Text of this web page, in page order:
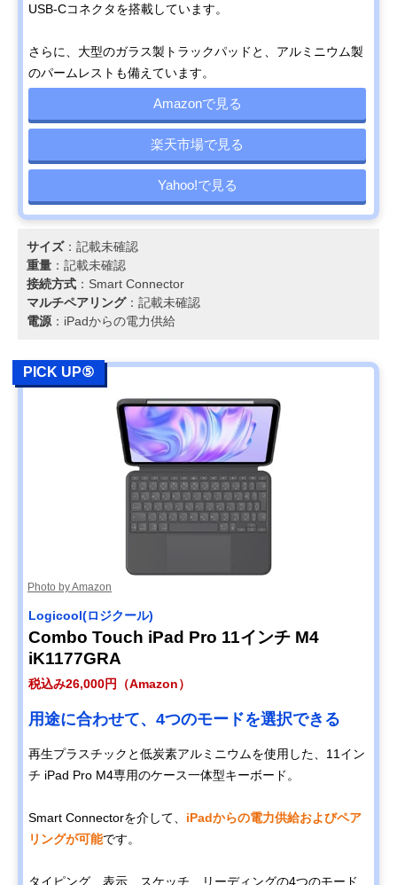
USB-Cコネクタを搭載しています。
さらに、大型のガラス製トラックパッドと、アルミニウム製
のパームレストも備えています。
Amazonで見る
楽天市場で見る
Yahoo!で見る
サイズ：記載未確認
重量 ：記載未確認
接続方式 ：Smart Connector
マルチペアリング：記載未確認
電源 ：iPadからの電力供給
PICK UP⑤
Photo by Amazon
Logicool(ロジクール)
Combo Touch iPad Pro 11インチ M4
iK1177GRA
税込み26,000円（Amazon）
用途に合わせて、4つのモードを選択できる
再生プラスチックと低炭素アルミニウムを使用した、11イン
チ iPad Pro M4専用のケース一体型キーボード。
Smart Connectorを介して、 iPadからの電力供給およびペア
リングが可能です。
タイピング、表示、スケッチ、リーディングの4つのモード